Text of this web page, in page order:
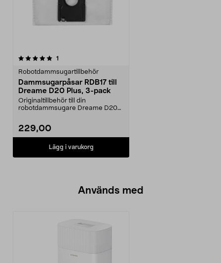
1
Robotdammsugartillbehör
Dammsugarpåsar RDB17 till
Dreame D20 Plus, 3-pack
Originaltillbehör till din
robotdammsugare Dreame D20
229,00
Lägg i varukorg
Används med